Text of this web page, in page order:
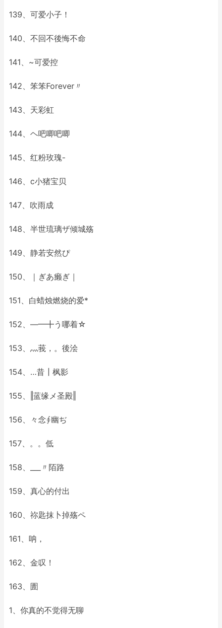
139、可爱小子！
140、不回不後悔不命
141、~可爱控
142、笨笨Forever〃
143、天彩虹
144、ヘ吧唧吧唧
145、红粉玫瑰-
146、c小猪宝贝
147、吹雨成
148、半世琉璃ザ倾城殇
149、静若安然ぴ
150、｜ぎあ癞ぎ｜
151、白蜡烛燃烧的爱*
152、—━╋う哪着☆
153、灬莪，。後浍
154、…昔┃枫影
155、‖蓝缘メ圣殿‖
156、々念∮幽ぢ
157、。。低
158、___〃陌路
159、真心的付出
160、祢匙抹卜掉殇ペ
161、呐，
162、金叹！
163、圊
1、你真的不觉得无聊